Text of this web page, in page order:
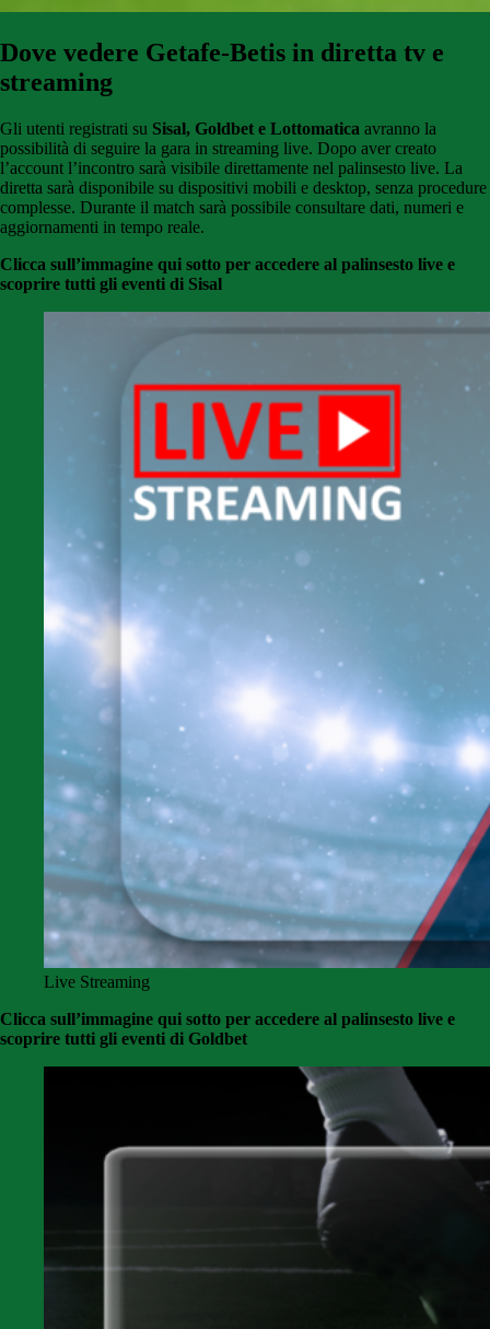
Dove vedere Getafe-Betis in diretta tv e
streaming
Gli utenti registrati su Sisal, Goldbet e Lottomatica avranno la
possibilità di seguire la gara in streaming live. Dopo aver creato
l’account l’incontro sarà visibile direttamente nel palinsesto live. La
diretta sarà disponibile su dispositivi mobili e desktop, senza procedure
complesse. Durante il match sarà possibile consultare dati, numeri e
aggiornamenti in tempo reale.
Clicca sull’immagine qui sotto per accedere al palinsesto live e
scoprire tutti gli eventi di Sisal
Live Streaming
Clicca sull’immagine qui sotto per accedere al palinsesto live e
scoprire tutti gli eventi di Goldbet